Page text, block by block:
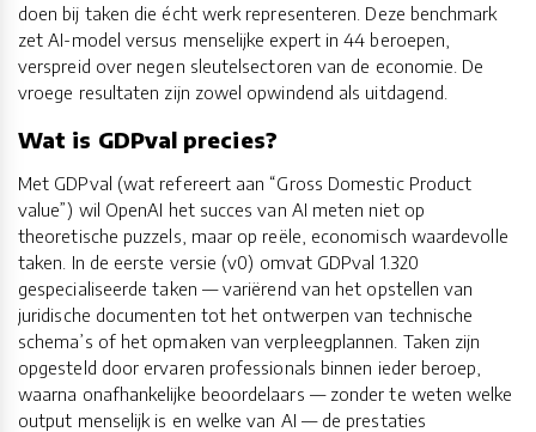
doen bij taken die écht werk representeren. Deze benchmark
zet AI-model versus menselijke expert in 44 beroepen,
verspreid over negen sleutelsectoren van de economie. De
vroege resultaten zijn zowel opwindend als uitdagend.
Wat is GDPval precies?
Met GDPval (wat refereert aan “Gross Domestic Product
value”) wil OpenAI het succes van AI meten niet op
theoretische puzzels, maar op reële, economisch waardevolle
taken. In de eerste versie (v0) omvat GDPval 1.320
gespecialiseerde taken — variërend van het opstellen van
juridische documenten tot het ontwerpen van technische
schema’s of het opmaken van verpleegplannen. Taken zijn
opgesteld door ervaren professionals binnen ieder beroep,
waarna onafhankelijke beoordelaars — zonder te weten welke
output menselijk is en welke van AI — de prestaties